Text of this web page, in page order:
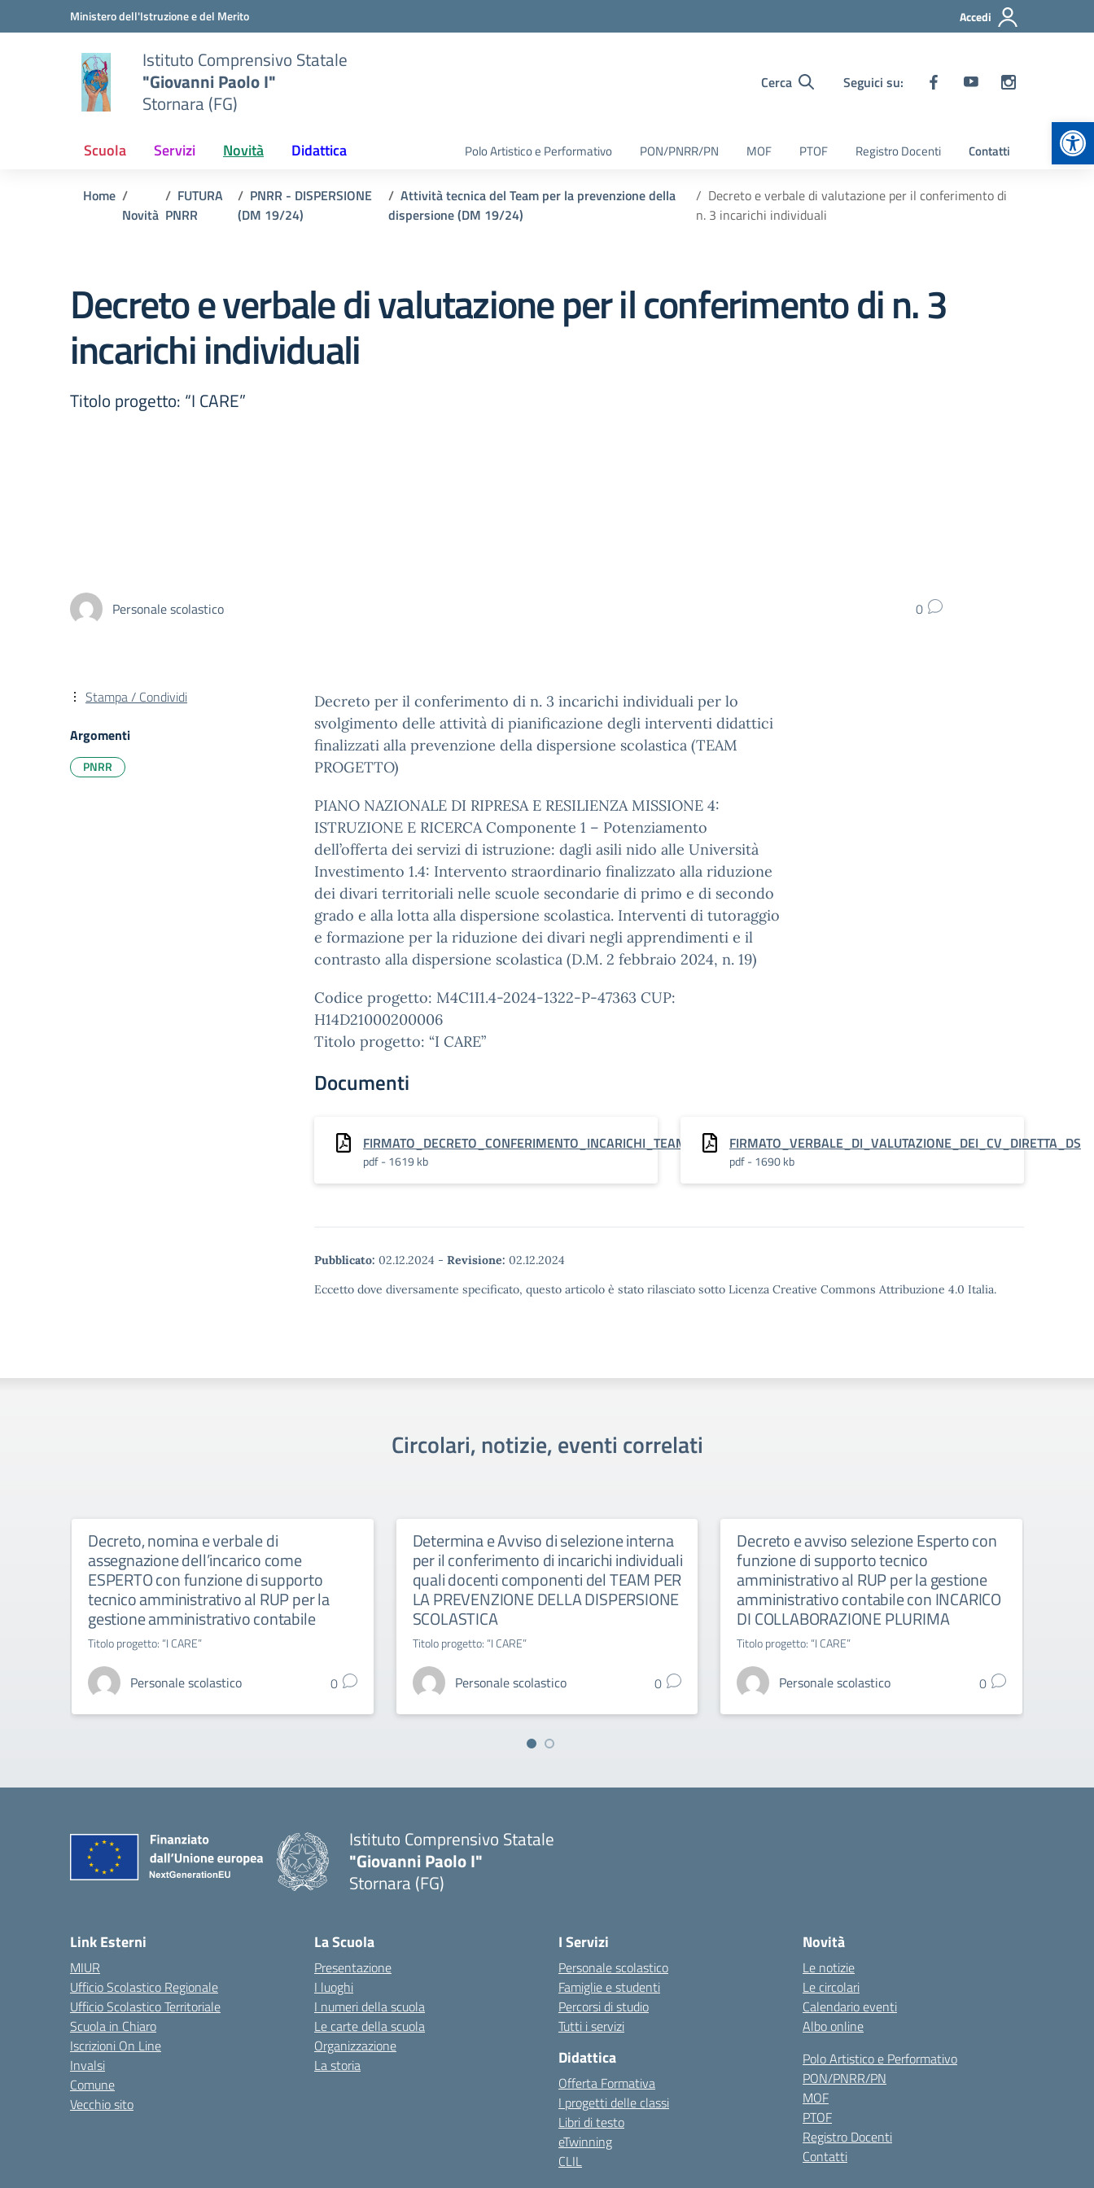
Vai ai contenuti
Vai al menu di navigazioneMinistero dell'Istruzione e del Merito Accedi
Istituto Comprensivo Statale
"Giovanni Paolo I"
Stornara (FG)
Cerca Seguici su:
Scuola Servizi Novità Didattica Polo Artistico e Performativo PON/PNRR/PN MOF PTOF Registro Docenti Contatti
Home
Novità
FUTURA
PNRR
PNRR - DISPERSIONE
(DM 19/24)
Attività tecnica del Team per la prevenzione della
dispersione (DM 19/24)
Decreto e verbale di valutazione per il conferimento di
n. 3 incarichi individuali
Decreto e verbale di valutazione per il conferimento di n. 3
incarichi individuali
Titolo progetto: “I CARE”
Personale scolastico 0
Decreto per il conferimento di n. 3 incarichi individuali per lo
svolgimento delle attività di pianificazione degli interventi didattici
finalizzati alla prevenzione della dispersione scolastica (TEAM
PROGETTO)
PIANO NAZIONALE DI RIPRESA E RESILIENZA MISSIONE 4:
ISTRUZIONE E RICERCA Componente 1 – Potenziamento
dell’offerta dei servizi di istruzione: dagli asili nido alle Università
Investimento 1.4: Intervento straordinario finalizzato alla riduzione
dei divari territoriali nelle scuole secondarie di primo e di secondo
grado e alla lotta alla dispersione scolastica. Interventi di tutoraggio
e formazione per la riduzione dei divari negli apprendimenti e il
contrasto alla dispersione scolastica (D.M. 2 febbraio 2024, n. 19)
Codice progetto: M4C1I1.4-2024-1322-P-47363 CUP:
H14D21000200006
Titolo progetto: “I CARE”
Documenti
FIRMATO_DECRETO_CONFERIMENTO_INCARICHI_TEAM_DISPERSIONE
pdf - 1619 kb
FIRMATO_VERBALE_DI_VALUTAZIONE_DEI_CV_DIRETTA_DS
pdf - 1690 kb
Pubblicato: 02.12.2024 - Revisione: 02.12.2024
Eccetto dove diversamente specificato, questo articolo è stato rilasciato sotto Licenza Creative Commons Attribuzione 4.0 Italia.
Stampa / Condividi
Argomenti
PNRR
Circolari, notizie, eventi correlati
Decreto, nomina e verbale di
assegnazione dell’incarico come
ESPERTO con funzione di supporto
tecnico amministrativo al RUP per la
gestione amministrativo contabile
Titolo progetto: “I CARE”
Personale scolastico 0
Determina e Avviso di selezione interna
per il conferimento di incarichi individuali
quali docenti componenti del TEAM PER
LA PREVENZIONE DELLA DISPERSIONE
SCOLASTICA
Titolo progetto: “I CARE”
Personale scolastico 0
Decreto e avviso selezione Esperto con
funzione di supporto tecnico
amministrativo al RUP per la gestione
amministrativo contabile con INCARICO
DI COLLABORAZIONE PLURIMA
Titolo progetto: “I CARE”
Personale scolastico 0
Istituto Comprensivo Statale
"Giovanni Paolo I"
Stornara (FG)
Link Esterni
MIUR
Ufficio Scolastico Regionale
Ufficio Scolastico Territoriale
Scuola in Chiaro
Iscrizioni On Line
Invalsi
Comune
Vecchio sito
La Scuola
Presentazione
I luoghi
I numeri della scuola
Le carte della scuola
Organizzazione
La storia
I Servizi
Personale scolastico
Famiglie e studenti
Percorsi di studio
Tutti i servizi
Didattica
Offerta Formativa
I progetti delle classi
Libri di testo
eTwinning
CLIL
Novità
Le notizie
Le circolari
Calendario eventi
Albo online
Polo Artistico e Performativo
PON/PNRR/PN
MOF
PTOF
Registro Docenti
Contatti